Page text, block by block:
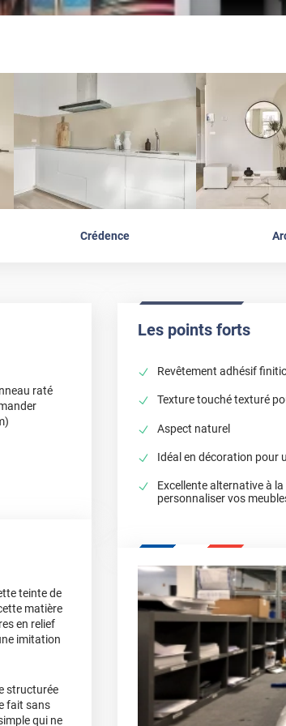
Crédence
raté
teinte de
matière
en relief
imitation
structurée
fait sans
qui ne
Les points forts
Revêtement adhésif
Texture touché texturé
Aspect naturel
Idéal en décoration pour
Excellente alternative à
personnaliser vos